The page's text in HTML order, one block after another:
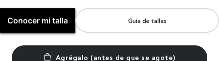
Conocer mi talla Guía de tallas